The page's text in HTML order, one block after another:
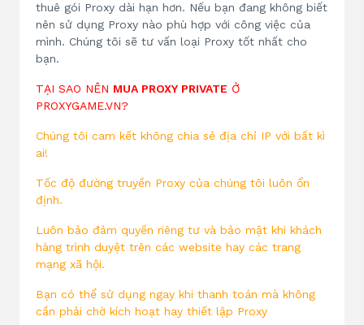
thuê gói Proxy dài hạn hơn. Nếu bạn đang không biết
nên sử dụng Proxy nào phù hợp với công việc của
mình. Chúng tôi sẽ tư vấn loại Proxy tốt nhất cho
bạn.
TẠI SAO NÊN MUA PROXY PRIVATE Ở
PROXYGAME.VN?
Chúng tôi cam kết không chia sẻ địa chỉ IP với bất kì
ai!
Tốc độ đường truyền Proxy của chúng tôi luôn ổn
định.
Luôn bảo đảm quyền riêng tư và bảo mật khi khách
hàng trình duyệt trên các website hay các trang
mạng xã hội.
Bạn có thể sử dụng ngay khi thanh toán mà không
cần phải chờ kích hoạt hay thiết lập Proxy